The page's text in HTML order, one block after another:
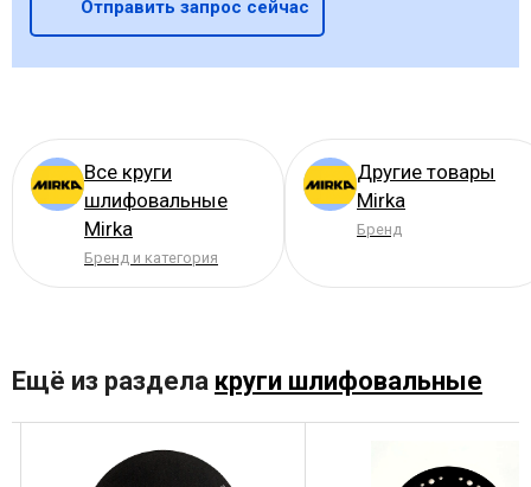
Отправить запрос сейчас
Все круги
шлифовальные
Mirka
Бренд и категория
Другие товары
Mirka
Бренд
Ещё из раздела круги шлифовальные